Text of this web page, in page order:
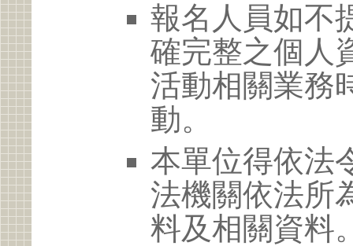
報名人員如不
確完整之個人
活動相關業務
動。
本單位得依法
法機關依法所
料及相關資料